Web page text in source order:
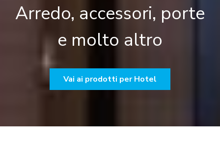
Arredo, accessori, porte
e molto altro
Vai ai prodotti per Hotel